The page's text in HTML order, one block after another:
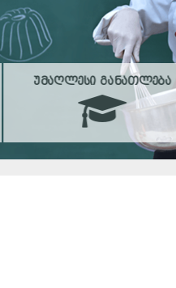
ᲣᲛᲐᲦᲚᲔᲡᲘ ᲒᲐᲜᲐᲗᲚᲔᲑᲐ